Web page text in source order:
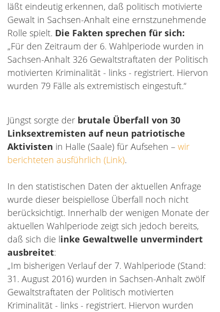
läßt eindeutig erkennen, daß politisch motivierte
Gewalt in Sachsen-Anhalt eine ernstzunehmende
Rolle spielt. Die Fakten sprechen für sich:
„Für den Zeitraum der 6. Wahlperiode wurden in
Sachsen-Anhalt 326 Gewaltstraftaten der Politisch
motivierten Kriminalität - links - registriert. Hiervon
wurden 79 Fälle als extremistisch eingestuft.“
Jüngst sorgte der brutale Überfall von 30
Linksextremisten auf neun patriotische
Aktivisten in Halle (Saale) für Aufsehen – wir
berichteten ausführlich (Link).
In den statistischen Daten der aktuellen Anfrage
wurde dieser beispiellose Überfall noch nicht
berücksichtigt. Innerhalb der wenigen Monate der
aktuellen Wahlperiode zeigt sich jedoch bereits,
daß sich die linke Gewaltwelle unvermindert
ausbreitet:
„Im bisherigen Verlauf der 7. Wahlperiode (Stand:
31. August 2016) wurden in Sachsen-Anhalt zwölf
Gewaltstraftaten der Politisch motivierten
Kriminalität - links - registriert. Hiervon wurden